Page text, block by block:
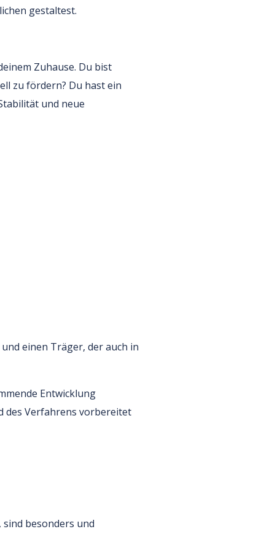
gestaltest.
Zuhause. Du bist
zu fördern? Du hast ein
und neue
einen Träger, der auch in
Entwicklung
des Verfahrens vorbereitet
besonders und